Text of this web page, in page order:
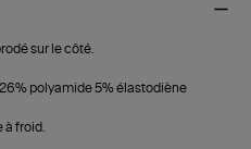
sur le côté.
polyamide 5% élastodiène
à froid.